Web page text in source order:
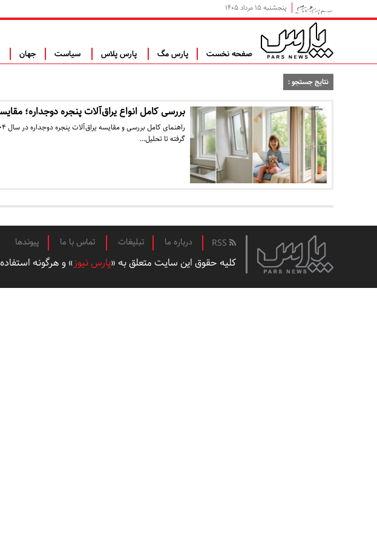
پنجشنبه ۱۵ مرداد ۱۴۰۵
صفحه نخست پارس مگ پارس پلاس سیاست جهان
نتایج جستجو :
بررسی کامل انواع یراق‌آلات پنجره دوجداره؛
گرفته تا تحلیل…
درباره ما تبلیغات تماس با ما پیوندها
کلیه حقوق این سایت متعلق به «پارس نیوز» و هرگونه